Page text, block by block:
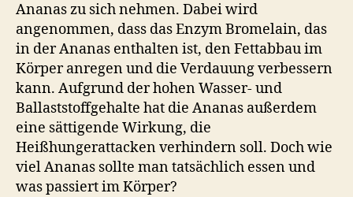
Ananas zu sich nehmen. Dabei wird
angenommen, dass das Enzym Bromelain, das
in der Ananas enthalten ist, den Fettabbau im
Körper anregen und die Verdauung verbessern
kann. Aufgrund der hohen Wasser- und
Ballaststoffgehalte hat die Ananas außerdem
eine sättigende Wirkung, die
Heißhungerattacken verhindern soll. Doch wie
viel Ananas sollte man tatsächlich essen und
was passiert im Körper?